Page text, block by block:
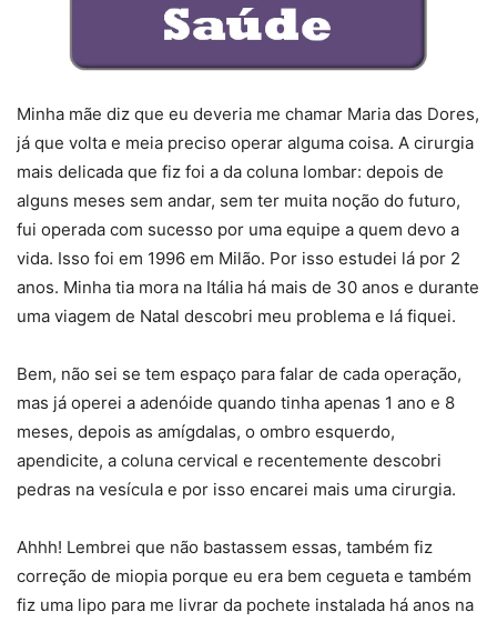
Minha mãe diz que eu deveria me chamar Maria das Dores,
já que volta e meia preciso operar alguma coisa. A cirurgia
mais delicada que fiz foi a da coluna lombar: depois de
alguns meses sem andar, sem ter muita noção do futuro,
fui operada com sucesso por uma equipe a quem devo a
vida. Isso foi em 1996 em Milão. Por isso estudei lá por 2
anos. Minha tia mora na Itália há mais de 30 anos e durante
uma viagem de Natal descobri meu problema e lá fiquei.
Bem, não sei se tem espaço para falar de cada operação,
mas já operei a adenóide quando tinha apenas 1 ano e 8
meses, depois as amígdalas, o ombro esquerdo,
apendicite, a coluna cervical e recentemente descobri
pedras na vesícula e por isso encarei mais uma cirurgia.
Ahhh! Lembrei que não bastassem essas, também fiz
correção de miopia porque eu era bem cegueta e também
fiz uma lipo para me livrar da pochete instalada há anos na